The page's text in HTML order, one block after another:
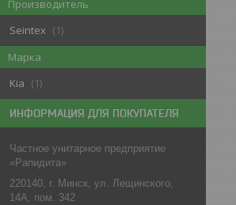
Производитель
Seintex
1
Марка
Kia
1
ИНФОРМАЦИЯ ДЛЯ ПОКУПАТЕЛЯ
Частное унитарное предприятие
«Рапидита»
220140, г. Минск, ул. Лещинского,
14А, пом. 342